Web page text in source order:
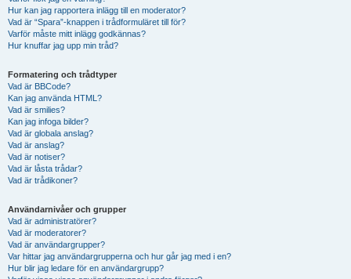
Hur kan jag rapportera inlägg till en moderator?
Vad är “Spara”-knappen i trådformuläret till för?
Varför måste mitt inlägg godkännas?
Hur knuffar jag upp min tråd?
Formatering och trådtyper
Vad är BBCode?
Kan jag använda HTML?
Vad är smilies?
Kan jag infoga bilder?
Vad är globala anslag?
Vad är anslag?
Vad är notiser?
Vad är låsta trådar?
Vad är trådikoner?
Användarnivåer och grupper
Vad är administratörer?
Vad är moderatorer?
Vad är användargrupper?
Var hittar jag användargrupperna och hur går jag med i en?
Hur blir jag ledare för en användargrupp?